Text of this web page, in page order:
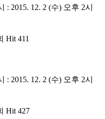
2015. 12. 2 (수) 오후 2시
Hit 411
2015. 12. 2 (수) 오후 2시
Hit 427